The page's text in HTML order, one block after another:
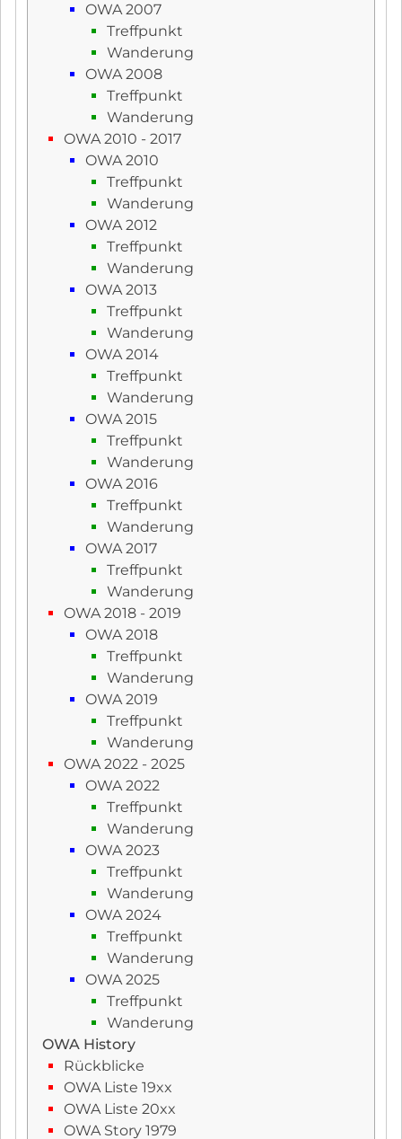
OWA 2007
Treffpunkt
Wanderung
OWA 2008
Treffpunkt
Wanderung
OWA 2010 - 2017
OWA 2010
Treffpunkt
Wanderung
OWA 2012
Treffpunkt
Wanderung
OWA 2013
Treffpunkt
Wanderung
OWA 2014
Treffpunkt
Wanderung
OWA 2015
Treffpunkt
Wanderung
OWA 2016
Treffpunkt
Wanderung
OWA 2017
Treffpunkt
Wanderung
OWA 2018 - 2019
OWA 2018
Treffpunkt
Wanderung
OWA 2019
Treffpunkt
Wanderung
OWA 2022 - 2025
OWA 2022
Treffpunkt
Wanderung
OWA 2023
Treffpunkt
Wanderung
OWA 2024
Treffpunkt
Wanderung
OWA 2025
Treffpunkt
Wanderung
OWA History
Rückblicke
OWA Liste 19xx
OWA Liste 20xx
OWA Story 1979